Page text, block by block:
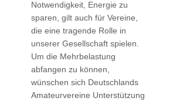
Notwendigkeit, Energie zu
sparen, gilt auch für Vereine,
die eine tragende Rolle in
unserer Gesellschaft spielen.
Um die Mehrbelastung
abfangen zu können,
wünschen sich Deutschlands
Amateurvereine Unterstützung